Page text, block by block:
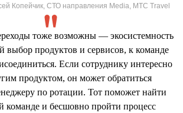
Копейчик, СТО направления Media, МТС Travel
тоже возможны — экосистемность
выбор продуктов и сервисов, к команде
Если сотруднику интересно
продуктом, он может обратиться
по ротации. Тот поможет найти
команде и бесшовно пройти процесс